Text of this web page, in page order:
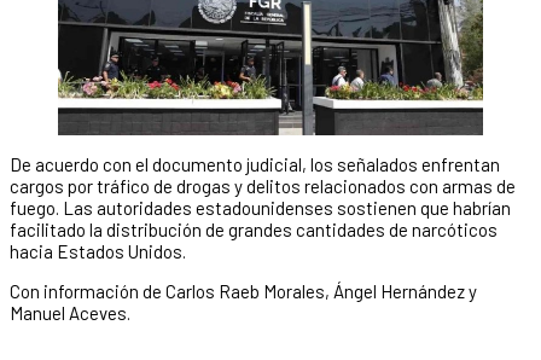
De acuerdo con el documento judicial, los señalados enfrentan
cargos por tráfico de drogas y delitos relacionados con armas de
fuego. Las autoridades estadounidenses sostienen que habrían
facilitado la distribución de grandes cantidades de narcóticos
hacia Estados Unidos.
Con información de Carlos Raeb Morales, Ángel Hernández y
Manuel Aceves.